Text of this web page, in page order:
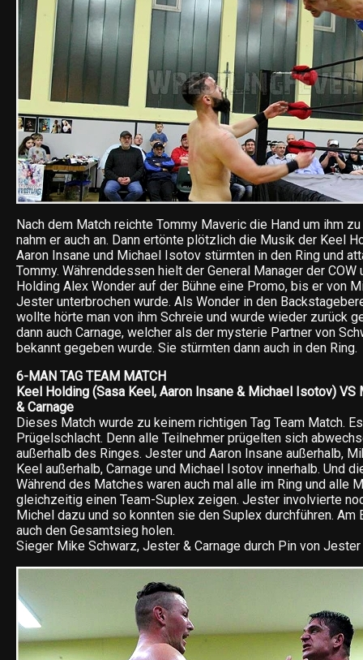
Nach dem Match reichte Tommy Maveric die Hand um ihm
nahm er auch an. Dann ertönte plötzlich die Musik der Keel
Aaron Insane und Michael Isotov stürmten in den Ring und
Tommy. Währenddessen hielt der General Manager der COW
Holding Alex Wonder auf der Bühne eine Promo, bis er von
Jester unterbrochen wurde. Als Wonder in den
wollte hörte man von ihm Schreie und wurde wieder zurück
dann auch Carnage, welcher als der mysterie Partner von
bekannt gegeben wurde. Sie stürmten dann auch in den Ring.
6-MAN TAG TEAM MATCH
Keel Holding (Sasa Keel, Aaron Insane & Michael Isotov)
& Carnage
Dieses Match wurde zu keinem richtigen Tag Team Match.
Prügelschlacht. Denn alle Teilnehmer prügelten sich
außerhalb des Ringes. Jester und Aaron Insane außerhalb,
Keel außerhalb, Carnage und Michael Isotov innerhalb. Und
Während des Matches waren auch mal alle im Ring und alle
gleichzeitig einen Team-Suplex zeigen. Jester involvierte
Michel dazu und so konnten sie den Suplex durchführen. Am
auch den Gesamtsieg holen.
Sieger Mike Schwarz, Jester & Carnage durch Pin von